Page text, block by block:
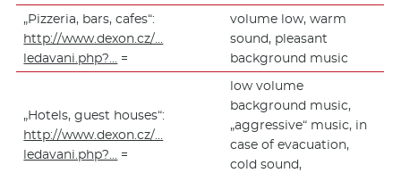
„Pizzeria, bars, cafes“:
http://www.dexon.cz/…
ledavani.php?… =
volume low, warm
sound, pleasant
background music
„Hotels, guest houses“:
http://www.dexon.cz/…
ledavani.php?… =
low volume
background music,
„aggressive“ music, in
case of evacuation,
cold sound,